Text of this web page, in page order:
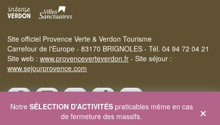
Site officiel Provence Verte & Verdon Tourisme
Carrefour de l'Europe - 83170 BRIGNOLES - Tél. 04 94 72 04 21
Site web : www.provenceverteverdon.fr - Site séjour :
www.sejourprovence.com
×
Notre SÉLECTION D'ACTIVITÉSpraticables même en cas
de fermeture des massifs.